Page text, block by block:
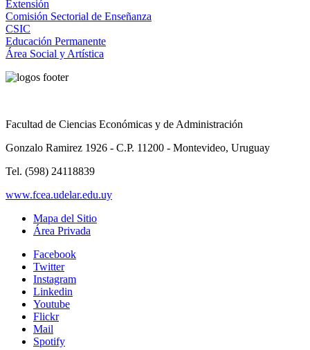
Extensión
Comisión Sectorial de Enseñanza
CSIC
Educación Permanente
Área Social y Artística
Facultad de Ciencias Económicas y de Administración
Gonzalo Ramirez 1926 - C.P. 11200 - Montevideo, Uruguay
Tel. (598) 24118839
www.fcea.udelar.edu.uy
Mapa del Sitio
Área Privada
Facebook
Twitter
Instagram
Linkedin
Youtube
Flickr
Mail
Spotify